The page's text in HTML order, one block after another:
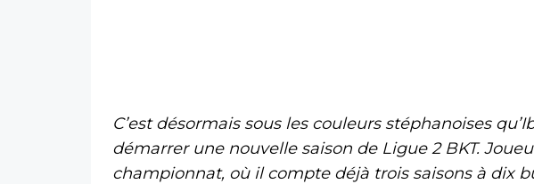
C’est désormais sous les couleurs stéphanoises
démarrer une nouvelle saison de Ligue 2 BKT.
championnat, où il compte déjà trois saisons à dix